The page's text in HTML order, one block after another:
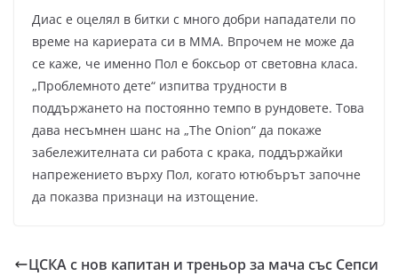
Диас е оцелял в битки с много добри нападатели по
време на кариерата си в ММА. Впрочем не може да
се каже, че именно Пол е боксьор от световна класа.
„Проблемното дете“ изпитва трудности в
поддържането на постоянно темпо в рундовете. Това
дава несъмнен шанс на „The Onion“ да покаже
забележителната си работа с крака, поддържайки
напрежението върху Пол, когато ютюбърът започне
да показва признаци на изтощение.
ЦСКА с нов капитан и треньор за мача със Сепси